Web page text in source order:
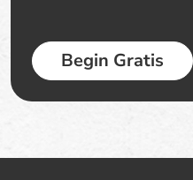
Begin Gratis